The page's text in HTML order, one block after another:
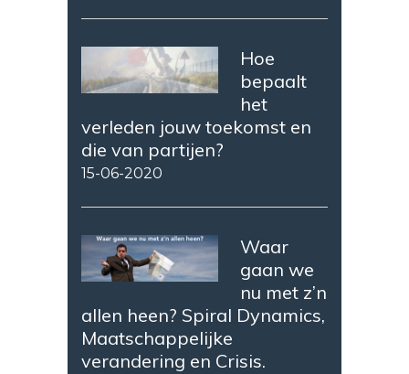
Hoe
bepaalt
het
verleden jouw toekomst en
die van partijen?
15-06-2020
Waar
gaan we
nu met z’n
allen heen? Spiral Dynamics,
Maatschappelijke
verandering en Crisis.